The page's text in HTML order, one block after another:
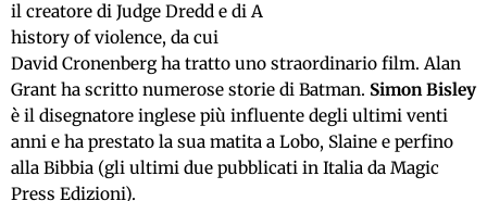
il creatore di Judge Dredd e di A
history of violence, da cui
David Cronenberg ha tratto uno straordinario film. Alan
Grant ha scritto numerose storie di Batman. Simon Bisley
è il disegnatore inglese più influente degli ultimi venti
anni e ha prestato la sua matita a Lobo, Slaine e perfino
alla Bibbia (gli ultimi due pubblicati in Italia da Magic
Press Edizioni).